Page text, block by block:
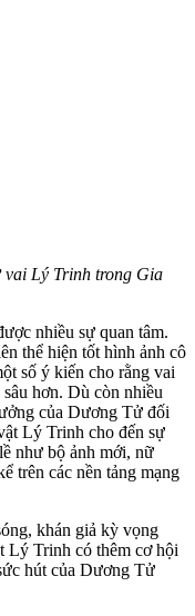
vai Lý Trinh trong Gia
nhiều sự quan tâm.
thể hiện tốt hình ảnh cô
số ý kiến cho rằng vai
hơn. Dù còn nhiều
của Dương Tử đối
Lý Trinh cho đến sự
như bộ ảnh mới, nữ
trên các nền tảng mạng
khán giả kỳ vọng
Lý Trinh có thêm cơ hội
hút của Dương Tử